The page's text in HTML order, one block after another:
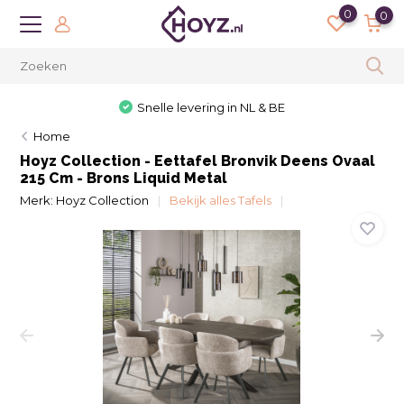
0 0
Snelle levering in NL & BE
Home
Hoyz Collection - Eettafel Bronvik Deens Ovaal
215 Cm - Brons Liquid Metal
Merk: Hoyz Collection Bekijk alles Tafels